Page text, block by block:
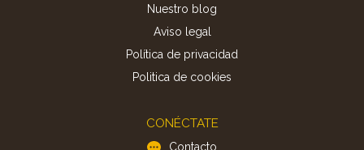
Nuestro blog
Aviso legal
Política de privacidad
Politica de cookies
CONÉCTATE
Contacto